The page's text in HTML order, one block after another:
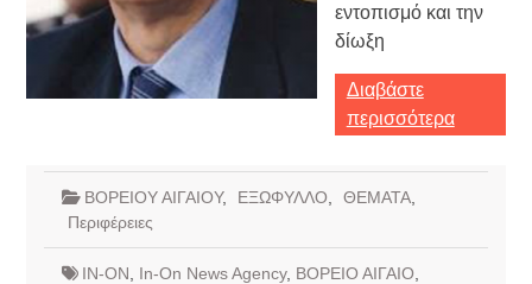
εντοπισμό και την
δίωξη
Διαβάστε
περισσότερα
ΒΟΡΕΙΟΥ ΑΙΓΑΙΟΥ, ΕΞΩΦΥΛΛΟ ΘΕΜΑΤΑ,
Περιφέρειες
IN-ON In-On News Agency, ΒΟΡΕΙΟ ΑΙΓΑΙΟ